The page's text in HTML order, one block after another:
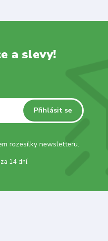
a slevy!
Přihlásit se
rozesílky newsletteru.
14 dní.